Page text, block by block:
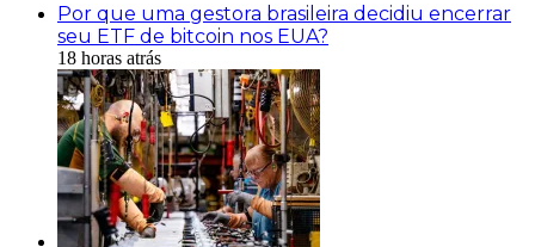
Por que uma gestora brasileira decidiu encerrar
seu ETF de bitcoin nos EUA?
18 horas atrás